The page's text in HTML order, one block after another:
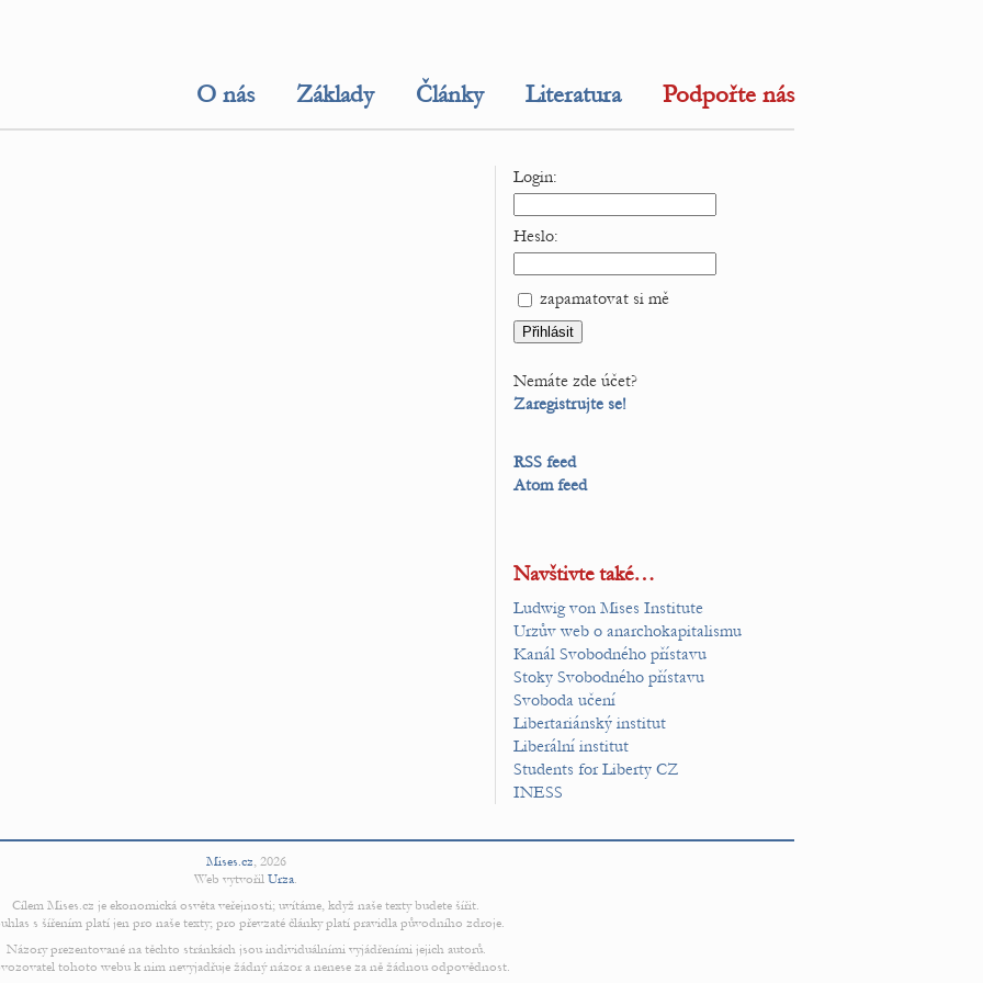
O nás Základy Články Literatura Podpořte nás
Login:
Heslo:
zapamatovat si mě
Nemáte zde účet?
Zaregistrujte se!
RSS feed
Atom feed
Navštivte také…
Ludwig von Mises Institute
Urzův web o anarchokapitalismu
Kanál Svobodného přístavu
Stoky Svobodného přístavu
Svoboda učení
Libertariánský institut
Liberální institut
Students for Liberty CZ
INESS
Mises.cz, 2026
Web vytvořil Urza.
Cílem Mises.cz je ekonomická osvěta veřejnosti; uvítáme, když naše texty budete šířit.
s šířením platí jen pro naše texty; pro převzaté články platí pravidla původního zdroje.
Názory prezentované na těchto stránkách jsou individuálními vyjádřeními jejich autorů.
tohoto webu k nim nevyjadřuje žádný názor a nenese za ně žádnou odpovědnost.